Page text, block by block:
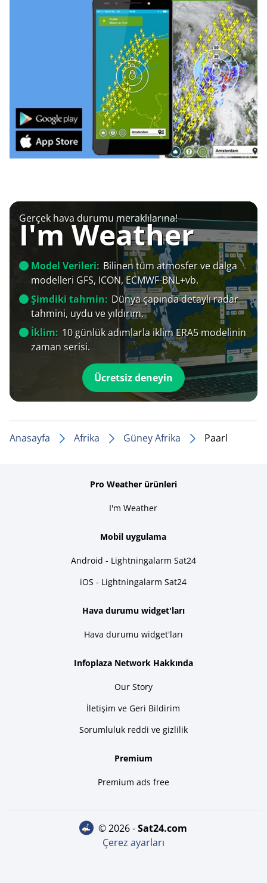
Gerçek hava durumu meraklılarına!
I'm Weather
Model Verileri: Bilinen tüm atmosfer ve dalga
modelleri GFS, ICON, ECMWF-BNL+vb.
Şimdiki tahmin: Dünya çapında detaylı radar
tahmini, uydu ve yıldırım.
İklim: 10 günlük adımlarla iklim ERA5 modelinin
zaman serisi.
Ücretsiz deneyin
Anasayfa Afrika Güney Afrika Paarl
Pro Weather ürünleri
I'm Weather
Mobil uygulama
Android - Lightningalarm Sat24
iOS - Lightningalarm Sat24
Hava durumu widget'ları
Hava durumu widget'ları
Infoplaza Network Hakkında
Our Story
İletişim ve Geri Bildirim
Sorumluluk reddi ve gizlilik
Premium
Premium ads free
© 2026 - sat24.com
Çerez ayarları